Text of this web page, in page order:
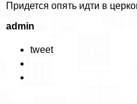
Придется опять идти в
admin
tweet